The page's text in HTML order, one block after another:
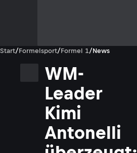
Start/Formelsport/Formel 1/News
WM-
Leader
Kimi
Antonelli